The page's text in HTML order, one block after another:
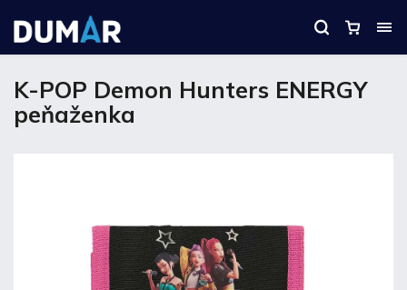
K-POP Demon Hunters ENERGY
peňaženka